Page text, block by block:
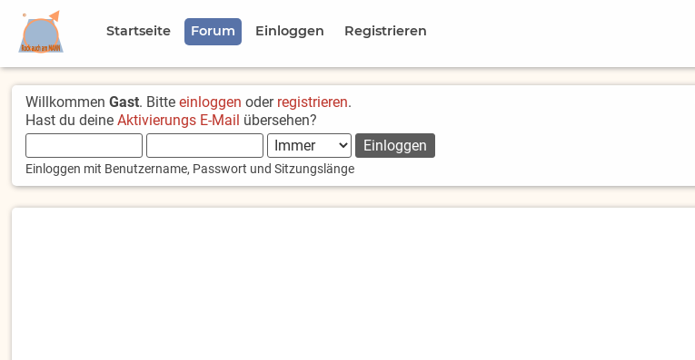
Startseite Forum Einloggen Registrieren
WillkommenGast. Bitteeinloggen oder registrieren.
Hast du deineAktivierungs E-Mail übersehen?
Einloggen mit Benutzername, Passwort und Sitzungslänge